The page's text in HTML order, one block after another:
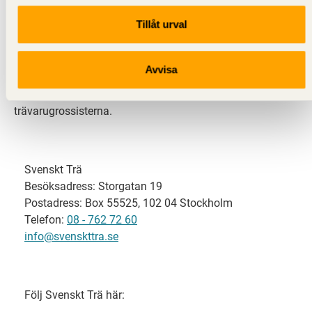
Tillåt urval
Avvisa
Svenskt Trä representerar svensk sågverksindustri
och är en del av branschorganisationen
svensk limträ-, KL-trä- och förpackningsindustri samt
trävarugrossisterna.
Svenskt Trä
Besöksadress: Storgatan 19
Postadress: Box 55525, 102 04 Stockholm
Telefon: 08 - 762 72 60
info@svenskttra.se
Följ Svenskt Trä här: